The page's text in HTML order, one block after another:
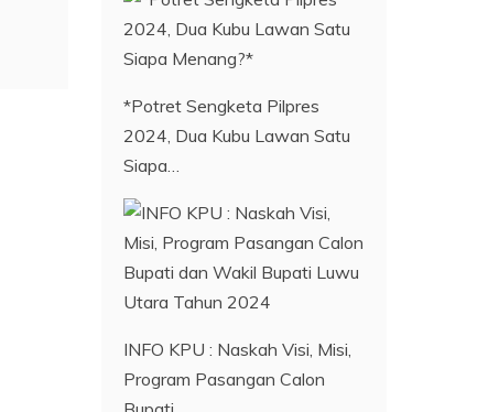
*Potret Sengketa Pilpres
2024, Dua Kubu Lawan Satu
Siapa…
INFO KPU : Naskah Visi, Misi,
Program Pasangan Calon